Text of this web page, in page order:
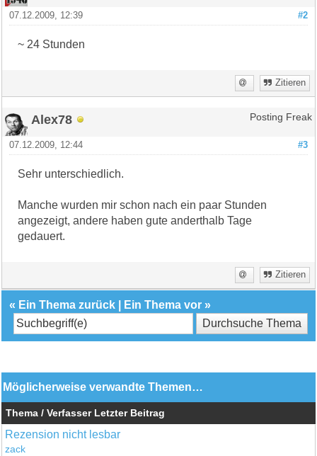
#2
07.12.2009, 12:39
~ 24 Stunden
Zitieren
Alex78 Posting Freak
#3
07.12.2009, 12:44
Sehr unterschiedlich.
Manche wurden mir schon nach ein paar Stunden
angezeigt, andere haben gute anderthalb Tage
gedauert.
Zitieren
« Ein Thema zurück Ein Thema vor »
Möglicherweise verwandte Themen…
Thema / Verfasser Letzter Beitrag
Rezension nicht lesbar
zack